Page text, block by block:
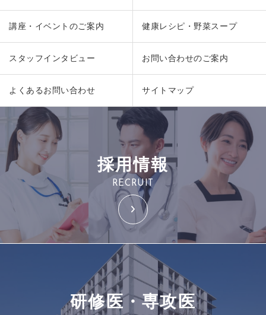
講座・イベントのご案内 健康レシピ・野菜スープ
スタッフインタビュー お問い合わせのご案内
よくあるお問い合わせ サイトマップ
採用情報
RECRUIT
研修医・専攻医